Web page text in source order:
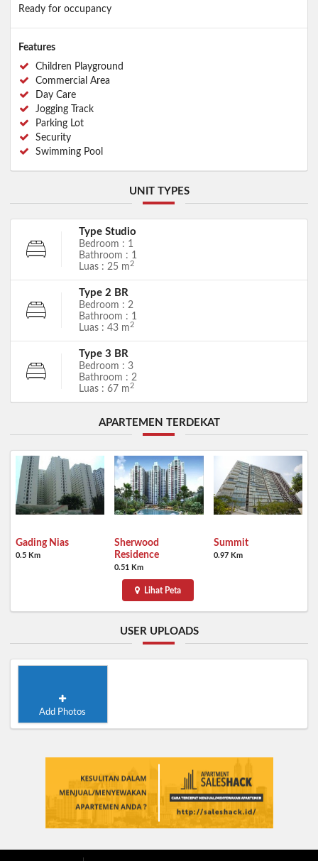
Ready for occupancy
Features
Children Playground
Commercial Area
Day Care
Jogging Track
Parking Lot
Security
Swimming Pool
UNIT TYPES
Type Studio
Bedroom : 1
Bathroom : 1
Luas : 25 m2
Type 2 BR
Bedroom : 2
Bathroom : 1
Luas : 43 m2
Type 3 BR
Bedroom : 3
Bathroom : 2
Luas : 67 m 2
APARTEMEN TERDEKAT
Gading Nias
0.5 Km
Sherwood
Residence
0.51 Km
Summit
0.97 Km
Lihat Peta
USER UPLOADS
Add Photos